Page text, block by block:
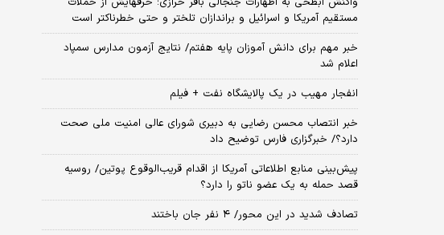
مستقیم آمریکا و اسرائیل و براندازان تلختر و حتی خطرناکتر است
خبر مهم برای دانش آموزان پایه هفتم/ نتایج آزمون مدارس سمپاد
اعلام شد
انفجار مهیب در یک پالایشگاه نفت + فیلم
خبر انتصاب محسن رضایی به دبیری شورای عالی امنیت ملی صحت
دارد؟/ خبرگزاری فارس توضیح داد
پیش‌بینی منابع اطلاعاتی آمریکا از اقدام قریب‌الوقوع پوتین/ روسیه
قصد حمله به یک عضو ناتو را دارد؟
تصادف شدید در این محور/ ۴ نفر جان باختند